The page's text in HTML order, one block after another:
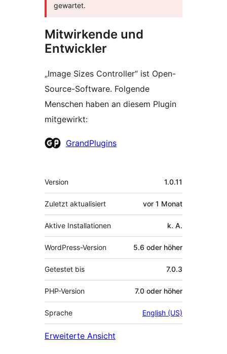
gewartet.
Mitwirkende und
Entwickler
„Image Sizes Controller“ ist Open-
Source-Software. Folgende
Menschen haben an diesem Plugin
mitgewirkt:
Mitwirkende
GrandPlugins
Meta
Version 1.0.11
Zuletzt aktualisiert vor 1 Monat
Aktive Installationen k. A.
WordPress-Version 5.6 oder höher
Getestet bis 7.0.3
PHP-Version 7.0 oder höher
Sprache English (US)
Erweiterte Ansicht